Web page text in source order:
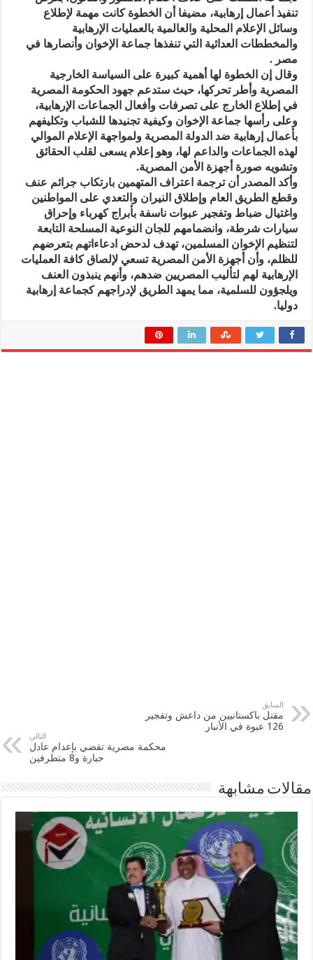
تنفيذ أعمال إرهابية، مضيفا أن الخطوة كانت مهمة لإطلاع
وسائل الإعلام المحلية والعالمية بالعمليات الإرهابية
والمخططات العدائية التي تنفذها جماعة الإخوان وأنصارها في
مصر .
وقال إن الخطوة لها أهمية كبيرة على السياسة الخارجية
المصرية وأطر تحركها، حيث ستدعم جهود الحكومة المصرية
في إطلاع الخارج على تصرفات وأفعال الجماعات الإرهابية،
وعلى رأسها جماعة الإخوان وكيفية تجنيدها للشباب وتكليفهم
بأعمال إرهابية ضد الدولة المصرية ولمواجهة الإعلام الموالي
لهذه الجماعات والداعم لها، وهو إعلام يسعى لقلب الحقائق
وتشويه صورة أجهزة الأمن المصرية.
وأكد المصدر أن ترجمة اعتراف المتهمين بارتكاب جرائم عنف
وقطع الطريق العام وإطلاق النيران والتعدي على المواطنين
واغتيال ضباط وتفجير عبوات ناسفة بأبراج كهرباء وإحراق
سيارات شرطة، وانضمامهم للجان النوعية المسلحة التابعة
لتنظيم الإخوان المسلمين، تهدف لدحض ادعاءاتهم بتعرضهم
للظلم، وأن أجهزة الأمن المصرية تسعي لإلصاق كافة العمليات
الإرهابية لهم لتأليب المصريين ضدهم، وأنهم ينبذون العنف
ويلجؤون للسلمية، مما يمهد الطريق لإدراجهم كجماعة إرهابية
دوليا.
السابق
مقتل باكستانيين من داعش وتفجير
126 عبوة في الأنبار
التالي
محكمة مصرية تقضي بإعدام عادل
حبارة و8 متطرفين
مقالات مشابهة